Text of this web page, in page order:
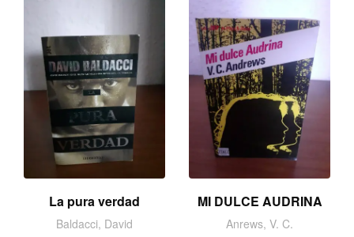
La pura verdad
Baldacci, David
MI DULCE AUDRINA
Anrews, V. C.